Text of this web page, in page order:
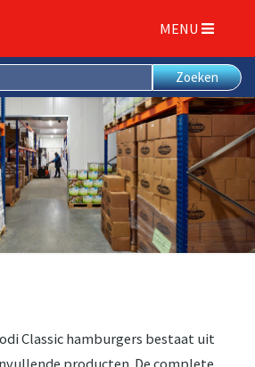
MENU
Classic hamburgers bestaat uit
producten. De complete